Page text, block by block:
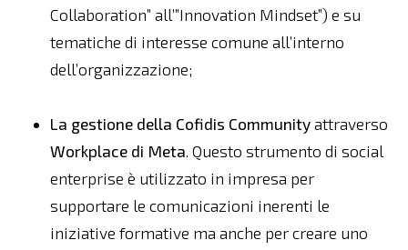
Collaboration” all’”Innovation Mindset”) e su
tematiche di interesse comune all’interno
dell’organizzazione;
La gestione della Cofidis Communityattraverso
Workplace di Meta. Questo strumento di social
enterprise è utilizzato in impresa per
supportare le comunicazioni inerenti le
iniziative formative ma anche per creare uno